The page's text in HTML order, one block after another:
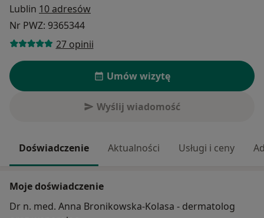
Lublin 10 adresów
Nr PWZ: 9365344
27 opinii
Umów wizytę
Wyślij wiadomość
Doświadczenie Aktualności Usługi i ceny
Moje doświadczenie
Dr n. med. Anna Bronikowska-Kolasa - dermatolog